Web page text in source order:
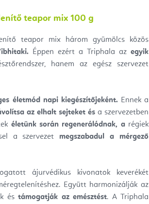
teapor mix 100 g
teapor mix három gyümölcs közös
Éppen ezért a Triphala az egyik
hanem az egész szervezet
életmód napi kiegészítőjeként. Ennek a
az elhalt sejteket és a szervezetben
életünk során regenerálódnak, arégiek
a szervezet megszabadul a mérgező
ájurvédikus kivonatok keverékét
Együtt harmonizálják az
éstámogatják az emésztést. A Triphala